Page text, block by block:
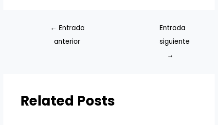
← Entrada
anterior
Entrada
siguiente
→
Related Posts